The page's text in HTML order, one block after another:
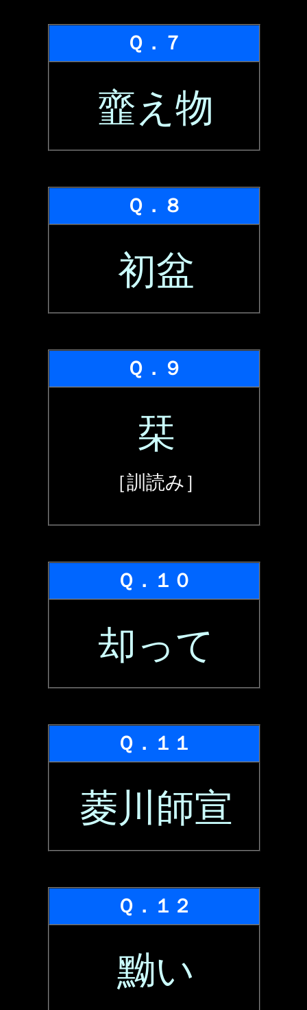
Ｑ．７
韲え物
Ｑ．８
初盆
Ｑ．９
栞
［訓読み］
Ｑ．１０
却って
Ｑ．１１
菱川師宣
Ｑ．１２
黝い